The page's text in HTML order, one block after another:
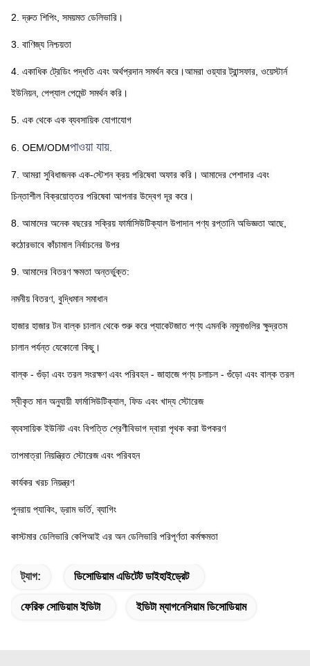
2. দ্রুত শিপিং, সময়মত ডেলিভারি।
3. বাণিজ্য নিশ্চয়তা
4. একাধিক ট্রেডিং পদ্ধতি এবং অর্থপ্রদান সমর্থন করে।আমরা ওয়্যার ট্রান্সফার, ওয়েস্টার্ন
ইউনিয়ন, পেপ্যাল ​​পেমেন্ট সমর্থন করি।
5. এক থেকে এক ব্যবসায়িক যোগাযোগ
6. OEM/ODMপাওয়া যায়.
7. আমরা সুবিধাজনক এক-স্টেশন ক্রয় পরিষেবা অফার করি। আমাদের পেশাদার এবং
চিন্তাশীল বিক্রয়োত্তর পরিষেবা আপনার উদ্বেগ দূর করে।
8. আমাদের অনেক বছরের সক্রিয় ফার্মাসিউটিক্যাল উপাদান পণ্য রপ্তানি অভিজ্ঞতা আছে,
কঠোরভাবে কাঁচামাল নির্বাচনের উপর
9. আমাদের বিতরণ ক্ষমতা অন্তর্ভুক্ত:
নমনীয় বিতরণ, বুদ্ধিমান সমাধান
হাজার হাজার টন বাল্ক চালান থেকে শুরু করে প্যাকেটজাত পণ্য এমনকি নমুনাগুলির ক্ষুদ্রতম
চালান পর্যন্ত যেকোনো কিছু।
বাল্ক - গুঁড়া এবং তরল সংরক্ষণ এবং পরিবহন - জাহাজে পণ্য চলাচল - গুঁড়ো এবং বাল্ক তরল
স্বীকৃত মান অনুযায়ী ফার্মাসিউটিক্যাল, ফিড এবং খাদ্য স্টোরেজ
ব্যবসায়িক ইউনিট এবং বিপত্তি শ্রেণীবিভাগ দ্বারা পৃথক করা উপকরণ
তাপমাত্রা নিয়ন্ত্রিত স্টোরেজ এবং পরিবহন
কার্যকর খরচ নিয়ন্ত্রণ
পুনরায় প্যাকিং, ড্রাম ভর্তি, ব্যাগিং
কাস্টমার ডেলিভারি কেপিআই এর অন ডেলিভারি পরিপূর্ণতা কর্মক্ষমতা
ট্যাগ: ডিসোডিয়াম এডিটেট ডাইহাইড্রেট
ফেরিক সোডিয়াম ইডিটা ইডিটা ম্যাগনেসিয়াম ডিসোডিয়াম